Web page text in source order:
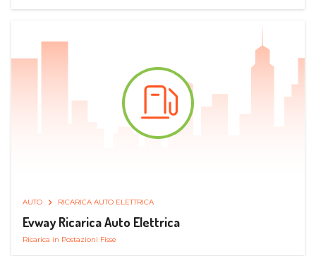
AUTO RICARICA AUTO ELETTRICA
Evway Ricarica Auto Elettrica
Ricarica in Postazioni Fisse